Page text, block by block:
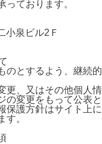
ております。
小泉ビル2Ｆ
のとするよう、継続的
更、又はその他個人情
の変更をもって公表と
保護方針はサイト上に
す。